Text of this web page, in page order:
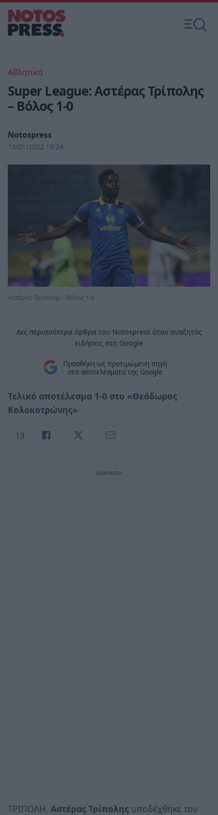
Αθλητικά
Super League: Αστέρας Τρίπολης
– Βόλος 1-0
Notospress
15/01/2022 19:24
Αστέρας Τρίπολης – Βόλος 1-0
Δες περισσότερα άρθρα του Notospress όταν αναζητάς
ειδήσεις στη Google
Προσθήκη ως προτιμώμενη πηγή
στα αποτελέσματα της Google
Τελικό αποτέλεσμα 1-0 στο «Θεόδωρος
Κολοκοτρώνης»
13
ΤΡΙΠΟΛΗ. Αστέρας Τρίπολης υποδέχθηκε τον